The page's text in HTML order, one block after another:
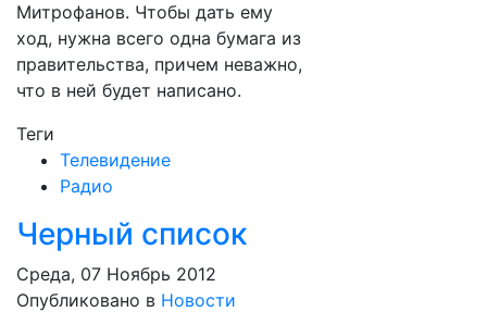
Митрофанов. Чтобы дать ему
ход, нужна всего одна бумага из
правительства, причем неважно,
что в ней будет написано.
Теги
Телевидение
Радио
Черный список
Среда, 07 Ноябрь 2012
Опубликовано в Новости